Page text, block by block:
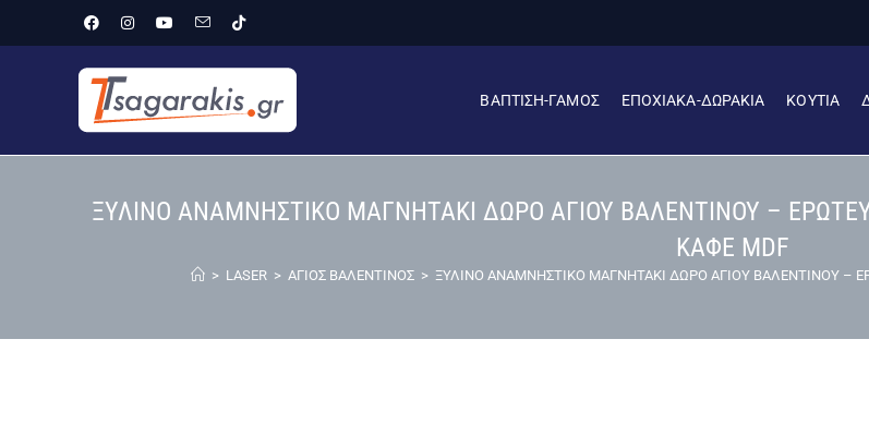
ΒΑΠΤΙΣΗ-ΓΑΜΟΣ ΕΠΟΧΙΑΚΑ-ΔΩΡΑΚΙΑ ΚΟΥΤΙΑ
ΞΥΛΙΝΟ ΑΝΑΜΝΗΣΤΙΚΟ ΜΑΓΝΗΤΑΚΙ ΔΩΡΟ ΑΓΙΟΥ ΒΑΛΕΝΤΙΝΟΥ –
ΚΑΦΕ MDF
> LASER > ΑΓΙΟΣ ΒΑΛΕΝΤΙΝΟΣ > ΞΥΛΙΝΟ ΑΝΑΜΝΗΣΤΙΚΟ ΜΑΓΝΗΤΑΚΙ ΔΩΡΟ ΑΓΙΟΥ ΒΑΛΕΝΤΙΝΟΥ –